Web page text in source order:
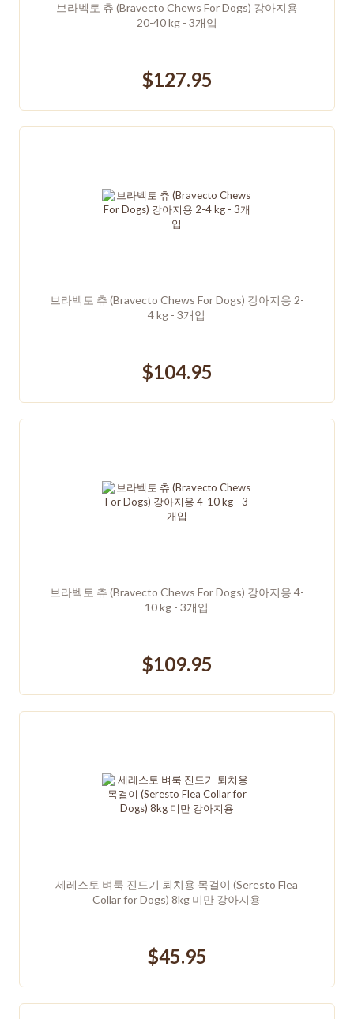
브라벡토 츄 (Bravecto Chews For Dogs) 강아지용
20-40 kg - 3개입
$127.95
브라벡토 츄 (Bravecto Chews For Dogs) 강아지용 2-
4 kg - 3개입
$104.95
브라벡토 츄 (Bravecto Chews For Dogs) 강아지용 4-
10 kg - 3개입
$109.95
세레스토 벼룩 진드기 퇴치용 목걸이 (Seresto Flea
Collar for Dogs) 8kg 미만 강아지용
$45.95